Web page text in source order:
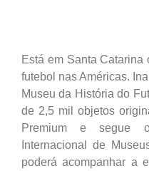
Está em Santa Catarina
futebol nas Américas.
Museu da História do
de 2,5 mil objetos
Premium e segue
Internacional de
poderá acompanhar a